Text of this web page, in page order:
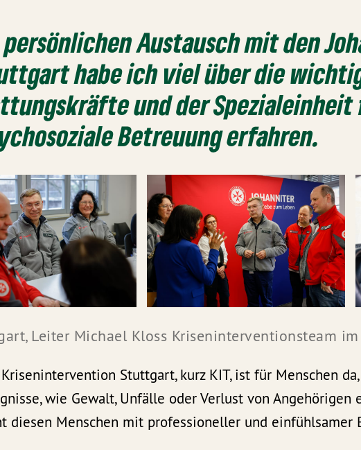
Austausch mit den
habe ich viel über die
und der
Betreuung erfahren.
Leiter Michael Kloss Kriseninterventionsteam im
Stuttgart, kurz KIT, ist für Menschen
wie Gewalt, Unfälle oder Verlust von Angehörigen
diesen Menschen mit professioneller und einfühlsamer